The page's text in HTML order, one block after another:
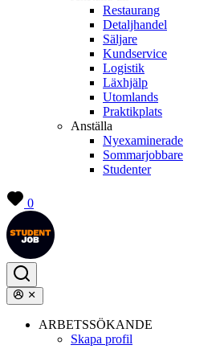
Restaurang
Detaljhandel
Säljare
Kundservice
Logistik
Läxhjälp
Utomlands
Praktikplats
Anställa
Nyexaminerade
Sommarjobbare
Studenter
0
ARBETSSÖKANDE
Skapa profil